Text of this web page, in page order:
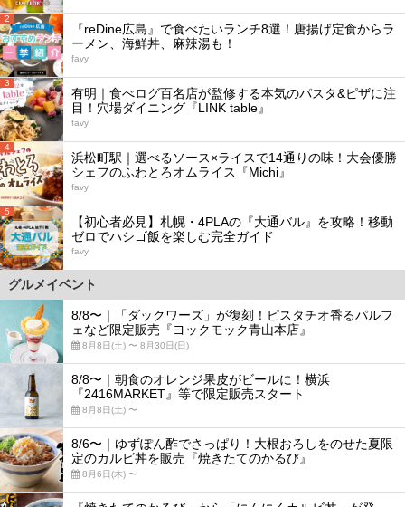
2
『reDine広島』で食べたいランチ8選！唐揚げ定食からラ
ーメン、海鮮丼、麻辣湯も！
favy
3
有明｜食べログ百名店が監修する本気のパスタ&ピザに注
目！穴場ダイニング『LINK table』
favy
4
浜松町駅｜選べるソース×ライスで14通りの味！大会優勝
シェフのふわとろオムライス『Michi』
favy
5
【初心者必見】札幌・4PLAの『大通バル』を攻略！移動
ゼロでハシゴ飯を楽しむ完全ガイド
favy
グルメイベント
8/8〜｜「ダックワーズ」が復刻！ピスタチオ香るパルフ
ェなど限定販売『ヨックモック青山本店』
8月8日(土) 〜 8月30日(日)
8/8〜｜朝食のオレンジ果皮がビールに！横浜
『2416MARKET』等で限定販売スタート
8月8日(土) 〜
8/6〜｜ゆずぽん酢でさっぱり！大根おろしをのせた夏限
定のカルビ丼を販売『焼きたてのかるび』
8月6日(木) 〜